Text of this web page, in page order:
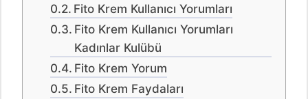
Fito Krem Kullanıcı Yorumları
Fito Krem Kullanıcı Yorumları
Kadınlar Kulübü
Fito Krem Yorum
Fito Krem Faydaları